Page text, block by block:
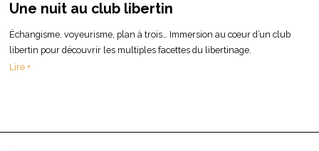
Une nuit au club libertin
Échangisme, voyeurisme, plan à trois… Immersion au cœur d’un club
libertin pour découvrir les multiples facettes du libertinage.
Lire +